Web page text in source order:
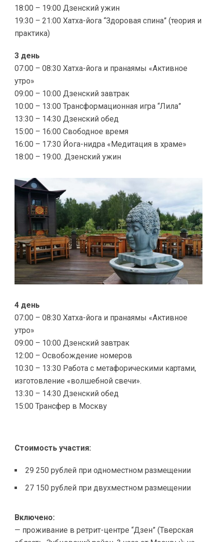
18:00 – 19:00 Дзенский ужин
19:30 – 21:00 Хатха-йога “Здоровая спина” (теория и
практика)
3 день
07:00 – 08:30 Хатха-йога и пранаямы «Активное
утро»
09:00 – 10:00 Дзенский завтрак
10:00 – 13:00 Трансформационная игра “Лила”
13:30 – 14:30 Дзенский обед
15:00 – 16:00 Свободное время
16:00 – 17:30 Йога-нидра «Медитация в храме»
18:00 – 19:00. Дзенский ужин
4 день
07:00 – 08:30 Хатха-йога и пранаямы «Активное
утро»
09:00 – 10:00 Дзенский завтрак
12:00 – Освобождение номеров
10:30 – 13:30 Работа с метафорическими картами,
изготовление «волшебной свечи».
13:30 – 14:30 Дзенский обед
15:00 Трансфер в Москву
Стоимость участия:
29 250 рублей при одноместном размещении
27 150 рублей при двухместном размещении
Включено:
— проживание в ретрит-центре “Дзен” (Тверская